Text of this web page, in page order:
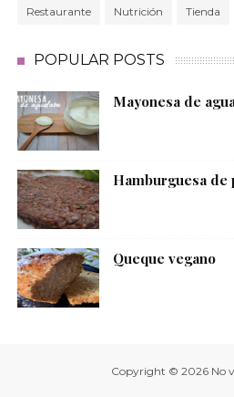
Restaurante Nutrición Tienda
POPULAR POSTS
Mayonesa de
Hamburguesa de
Queque vegano
Copyright © 2026 No